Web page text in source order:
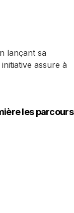
lançant sa
assure à
les parcours